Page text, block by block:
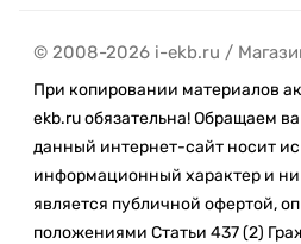
© 2008-2026 i-ekb.ru /
При копировании материалов
ekb.ru обязательна! Обращаем
данный интернет-сайт носит
информационный характер и
является публичной офертой,
положениями Статьи 437 (2)